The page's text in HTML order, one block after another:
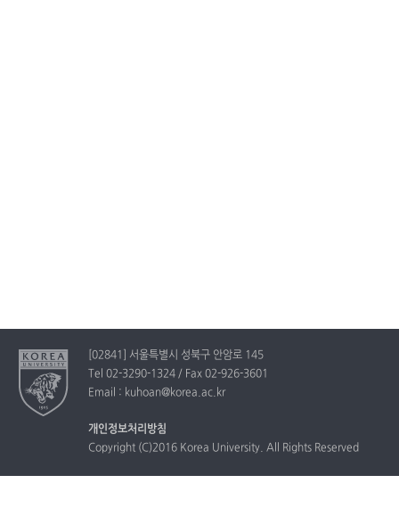
[02841] 서울특별시 성북구 안암로 145
Tel 02-3290-1324 / Fax 02-926-3601
Email : kuhoan@korea.ac.kr
개인정보처리방침
Copyright (C)2016 Korea University. All Rights Reserved